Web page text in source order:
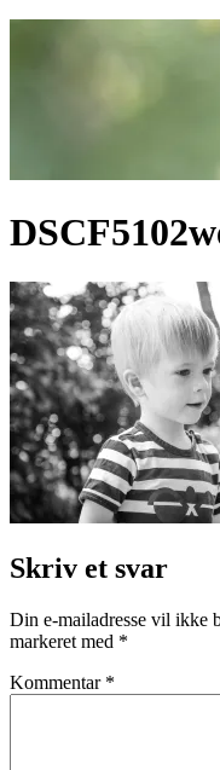
Skriv et svar
Din e-mailadresse vil ikke
markeret med *
Kommentar *